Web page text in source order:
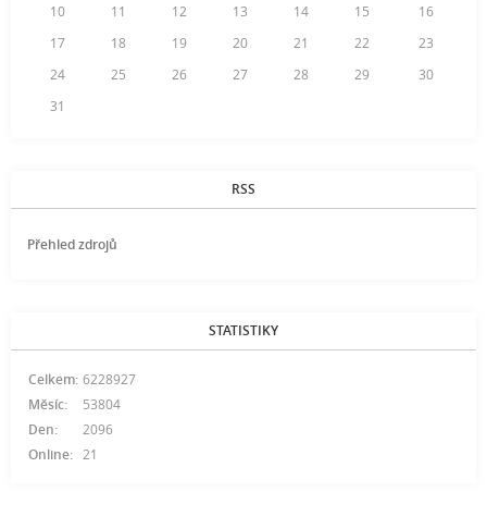
10
11 12 13 14 15
16
17
18 19 20 21 22
23
24
25 26 27 28 29
30
31
RSS
Přehled zdrojů
STATISTIKY
Online: 21
Celkem: 6228927
Měsíc:
53804
Den:
2096